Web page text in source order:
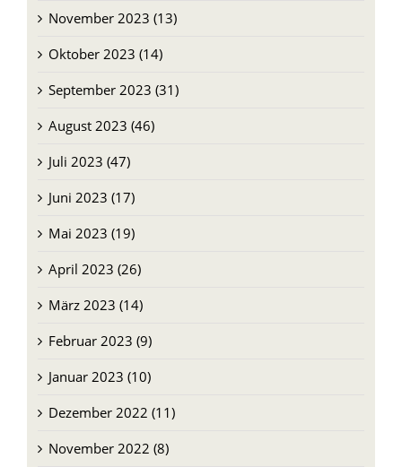
November 2023 (13)
Oktober 2023 (14)
September 2023 (31)
August 2023 (46)
Juli 2023 (47)
Juni 2023 (17)
Mai 2023 (19)
April 2023 (26)
März 2023 (14)
Februar 2023 (9)
Januar 2023 (10)
Dezember 2022 (11)
November 2022 (8)